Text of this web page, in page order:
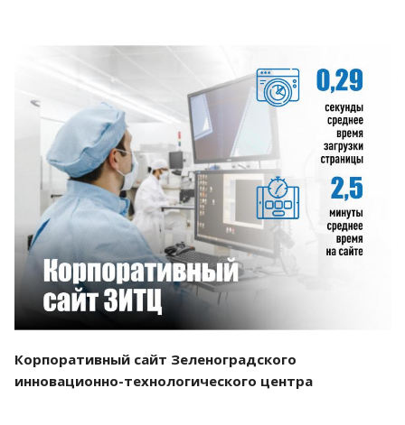
Смотреть проект
Корпоративный сайт Зеленоградского
инновационно-технологического центра